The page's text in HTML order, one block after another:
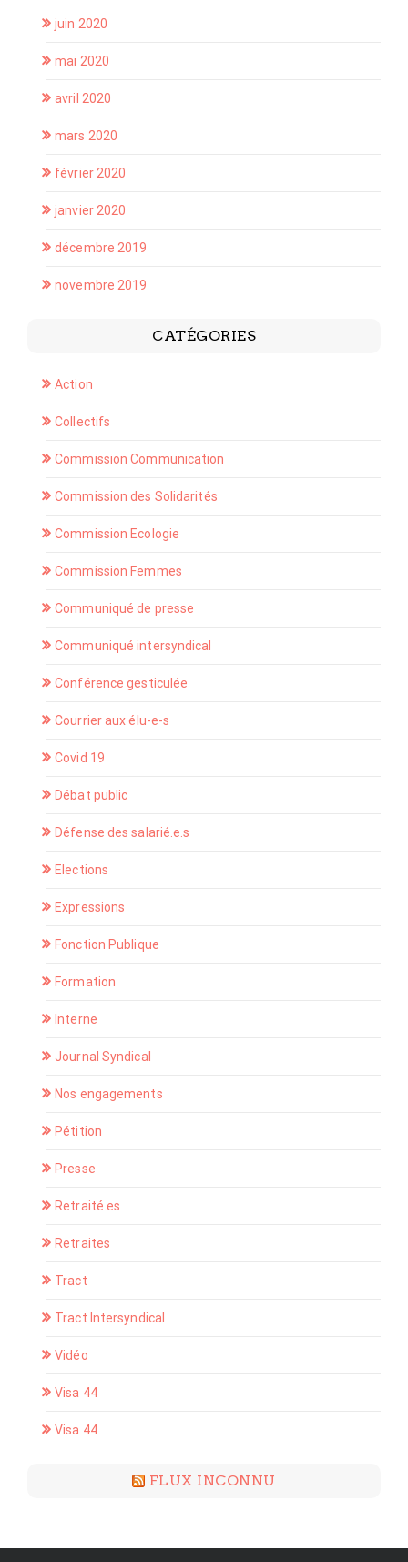
juin 2020
mai 2020
avril 2020
mars 2020
février 2020
janvier 2020
décembre 2019
novembre 2019
CATÉGORIES
Action
Collectifs
Commission Communication
Commission des Solidarités
Commission Ecologie
Commission Femmes
Communiqué de presse
Communiqué intersyndical
Conférence gesticulée
Courrier aux élu-e-s
Covid 19
Débat public
Défense des salarié.e.s
Elections
Expressions
Fonction Publique
Formation
Interne
Journal Syndical
Nos engagements
Pétition
Presse
Retraité.es
Retraites
Tract
Tract Intersyndical
Vidéo
Visa 44
Visa 44
FLUX INCONNU